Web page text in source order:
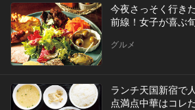
今夜さっそく行き
前線！女子が喜ぶ
グルメ
ランチ天国新宿で
点満点中華はコレ